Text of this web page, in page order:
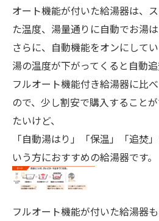
オート機能が付いた給湯器は、
た温度、湯量通りに自動でお湯は
さらに、自動機能をオンにして
湯の温度が下がってくると自動追
フルオート機能付き給湯器に比
ので、少し割安で購入すること
たいけど、
「自動湯はり」「保温」「追焚
いう方におすすめの給湯器です。
フルオート機能が付いた給湯器